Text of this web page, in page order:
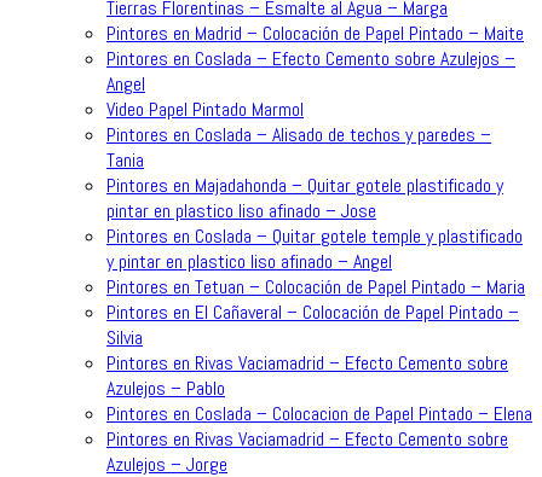
Tierras Florentinas – Esmalte al Agua – Marga
Pintores en Madrid – Colocación de Papel Pintado – Maite
Pintores en Coslada – Efecto Cemento sobre Azulejos –
Angel
Video Papel Pintado Marmol
Pintores en Coslada – Alisado de techos y paredes –
Tania
Pintores en Majadahonda – Quitar gotele plastificado y
pintar en plastico liso afinado – Jose
Pintores en Coslada – Quitar gotele temple y plastificado
y pintar en plastico liso afinado – Angel
Pintores en Tetuan – Colocación de Papel Pintado – Maria
Pintores en El Cañaveral – Colocación de Papel Pintado –
Silvia
Pintores en Rivas Vaciamadrid – Efecto Cemento sobre
Azulejos – Pablo
Pintores en Coslada – Colocacion de Papel Pintado – Elena
Pintores en Rivas Vaciamadrid – Efecto Cemento sobre
Azulejos – Jorge